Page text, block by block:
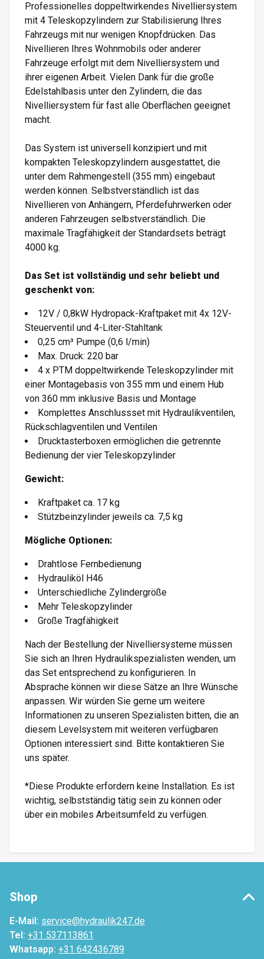
Professionelles doppeltwirkendes Nivelliersystem
mit 4 Teleskopzylindern zur Stabilisierung Ihres
Fahrzeugs mit nur wenigen Knopfdrücken. Das
Nivellieren Ihres Wohnmobils oder anderer
Fahrzeuge erfolgt mit dem Nivelliersystem und
ihrer eigenen Arbeit. Vielen Dank für die große
Edelstahlbasis unter den Zylindern, die das
Nivelliersystem für fast alle Oberflächen geeignet
macht.
Das System ist universell konzipiert und mit
kompakten Teleskopzylindern ausgestattet, die
unter dem Rahmengestell (355 mm) eingebaut
werden können. Selbstverständlich ist das
Nivellieren von Anhängern, Pferdefuhrwerken oder
anderen Fahrzeugen selbstverständlich. Die
maximale Tragfähigkeit der Standardsets beträgt
4000 kg.
Das Set ist vollständig und sehr beliebt und
geschenkt von:
12V / 0,8kW Hydropack-Kraftpaket mit 4x 12V-
Steuerventil und 4-Liter-Stahltank
0,25 cm³ Pumpe (0,6 l/min)
Max. Druck: 220 bar
4 x PTM doppeltwirkende Teleskopzylinder mit
einer Montagebasis von 355 mm und einem Hub
von 360 mm inklusive Basis und Montage
Komplettes Anschlussset mit Hydraulikventilen,
Rückschlagventilen und Ventilen
Drucktasterboxen ermöglichen die getrennte
Bedienung der vier Teleskopzylinder
Gewicht:
Kraftpaket ca. 17 kg
Stützbeinzylinder jeweils ca. 7,5 kg
Mögliche Optionen:
Drahtlose Fernbedienung
Hydrauliköl H46
Unterschiedliche Zylindergröße
Mehr Teleskopzylinder
Große Tragfähigkeit
Nach der Bestellung der Nivelliersysteme müssen
Sie sich an Ihren Hydraulikspezialisten wenden, um
das Set entsprechend zu konfigurieren. In
Absprache können wir diese Sätze an Ihre Wünsche
anpassen. Wir würden Sie gerne um weitere
Informationen zu unseren Spezialisten bitten, die an
diesem Levelsystem mit weiteren verfügbaren
Optionen interessiert sind. Bitte kontaktieren Sie
uns später.
*Diese Produkte erfordern keine Installation. Es ist
wichtig, selbstständig tätig sein zu können oder
über ein mobiles Arbeitsumfeld zu verfügen.
Shop
E-Mail: service@hydraulik247.de
Tel: +31 537113861
Whatsapp: +31 642436789